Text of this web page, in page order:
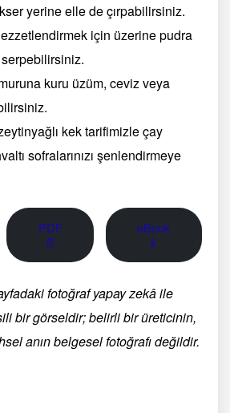
yerine elle de çırpabilirsiniz.
için üzerine pudra
kuru üzüm, ceviz veya
kek tarifimizle çay
sofralarınızı şenlendirmeye
PDF
📄
eBook
📱
fotoğraf yapay zekâ ile
bir görseldir; belirli bir üreticinin,
anın belgesel fotoğrafı değildir.